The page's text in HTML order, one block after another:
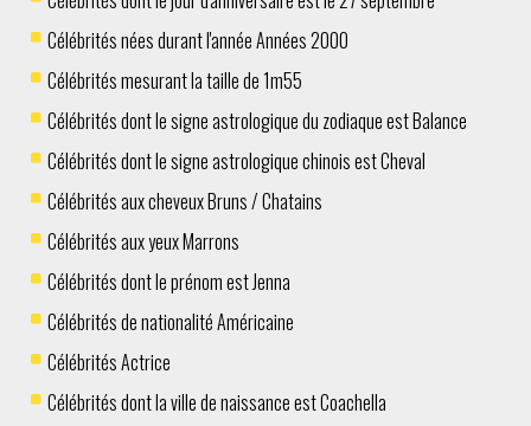
Célébrités nées durant l'année Années 2000
Célébrités mesurant la taille de 1m55
Célébrités dont le signe astrologique du zodiaque est Balance
Célébrités dont le signe astrologique chinois est Cheval
Célébrités aux cheveux Bruns / Chatains
Célébrités aux yeux Marrons
Célébrités dont le prénom est Jenna
Célébrités de nationalité Américaine
Célébrités Actrice
Célébrités dont la ville de naissance est Coachella